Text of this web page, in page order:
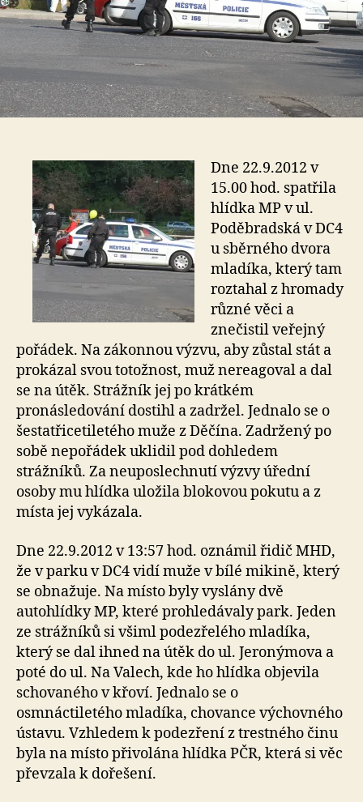
Dne 22.9.2012 v
15.00 hod. spatřila
hlídka MP v ul.
Poděbradská v DC4
u sběrného dvora
mladíka, který tam
roztahal z hromady
různé věci a
znečistil veřejný
pořádek. Na zákonnou výzvu, aby zůstal stát a
prokázal svou totožnost, muž nereagoval a dal
se na útěk. Strážník jej po krátkém
pronásledování dostihl a zadržel. Jednalo se o
šestatřicetiletého muže z Děčína. Zadržený po
sobě nepořádek uklidil pod dohledem
strážníků. Za neuposlechnutí výzvy úřední
osoby mu hlídka uložila blokovou pokutu a z
místa jej vykázala.
Dne 22.9.2012 v 13:57 hod. oznámil řidič MHD,
že v parku v DC4 vidí muže v bílé mikině, který
se obnažuje. Na místo byly vyslány dvě
autohlídky MP, které prohledávaly park. Jeden
ze strážníků si všiml podezřelého mladíka,
který se dal ihned na útěk do ul. Jeronýmova a
poté do ul. Na Valech, kde ho hlídka objevila
schovaného v křoví. Jednalo se o
osmnáctiletého mladíka, chovance výchovného
ústavu. Vzhledem k podezření z trestného činu
byla na místo přivolána hlídka PČR, která si věc
převzala k dořešení.